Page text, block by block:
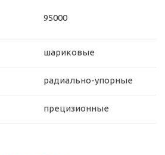
95000
шариковые
радиально-упорные
прецизионные